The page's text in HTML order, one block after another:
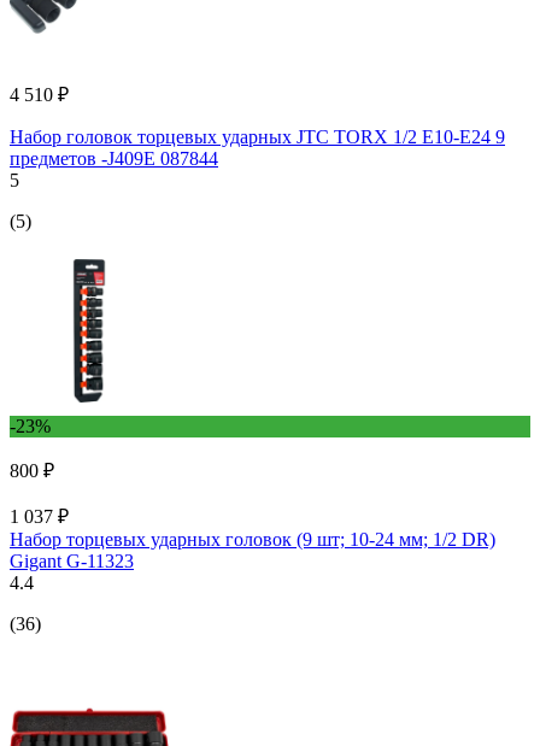
4 510 ₽
Набор головок торцевых ударных JTC TORX 1/2 E10-E24 9
предметов -J409E 087844
5
(5)
-23%
800 ₽
1 037 ₽
Набор торцевых ударных головок (9 шт; 10-24 мм; 1/2 DR)
Gigant G-11323
4.4
(36)